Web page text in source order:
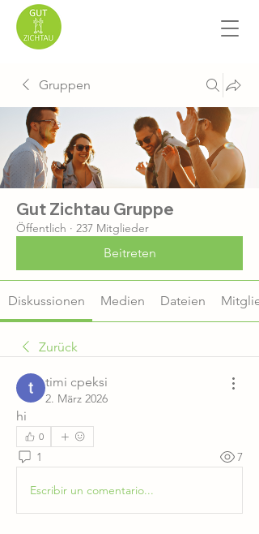
Gruppen
Gut Zichtau Gruppe
Öffentlich · 237 Mitglieder
Beitreten
Diskussionen Medien Dateien
Zurück
timi cpeksi
2. März 2026
hi
0
1 7
Escribir un comentario...